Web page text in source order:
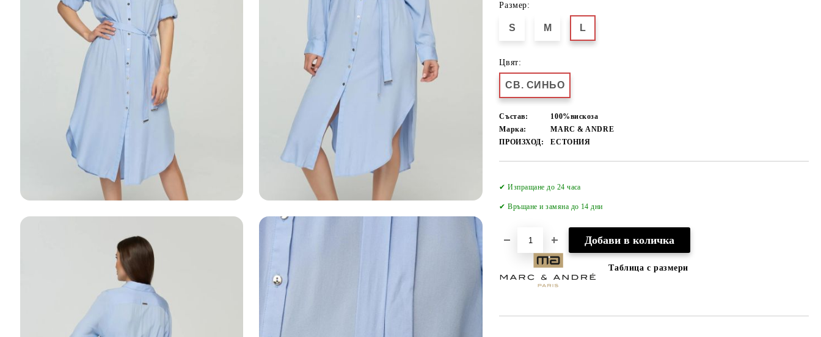
Размер:
S M L
Цвят:
СВ. СИНЬО
Състав:
100%вискоза
Марка:
MARC & ANDRE
ПРОИЗХОД:
ЕСТОНИЯ
✔ Изпращане до 24 часа
✔ Връщане и замяна до 14 дни
Таблица с размери